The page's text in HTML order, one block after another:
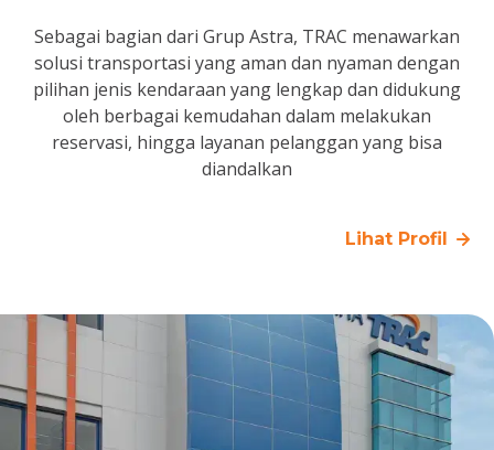
Sebagai bagian dari Grup Astra, TRAC menawarkan
solusi transportasi yang aman dan nyaman dengan
pilihan jenis kendaraan yang lengkap dan didukung
oleh berbagai kemudahan dalam melakukan
reservasi, hingga layanan pelanggan yang bisa
diandalkan
Lihat Profil